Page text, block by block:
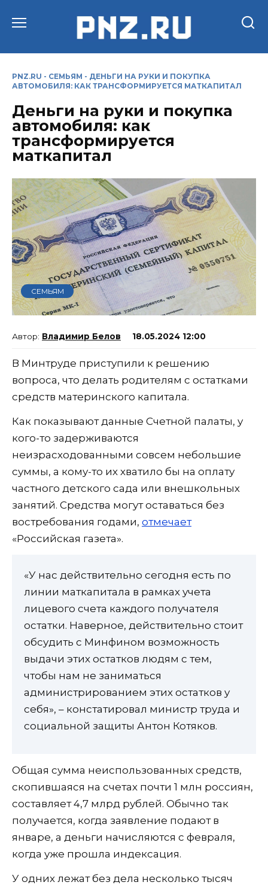
PNZ.RU - СЕМЬЯМ - ДЕНЬГИ НА РУКИ И ПОКУПКА
АВТОМОБИЛЯ: КАК ТРАНСФОРМИРУЕТСЯ МАТКАПИТАЛ
Деньги на руки и покупка
автомобиля: как
трансформируется
маткапитал
СЕМЬЯМ
Владимир Белов 18.05.2024 12:00
В Минтруде приступили к решению
вопроса, что делать родителям с остатками
средств материнского капитала.
Как показывают данные Счетной палаты, у
кого-то задерживаются
неизрасходованными совсем небольшие
суммы, а кому-то их хватило бы на оплату
частного детского сада или внешкольных
занятий. Средства могут оставаться без
востребования годами, отмечает
«Российская газета».
«У нас действительно сегодня есть по
линии маткапитала в рамках учета
лицевого счета каждого получателя
остатки. Наверное, действительно стоит
обсудить с Минфином возможность
выдачи этих остатков людям с тем,
чтобы нам не заниматься
администрированием этих остатков у
себя», – констатировал министр труда и
социальной защиты Антон Котяков.
Общая сумма неиспользованных средств,
скопившаяся на счетах почти 1 млн россиян,
составляет 4,7 млрд рублей. Обычно так
получается, когда заявление подают в
январе, а деньги начисляются с февраля,
когда уже прошла индексация.
У одних лежат без дела несколько тысяч